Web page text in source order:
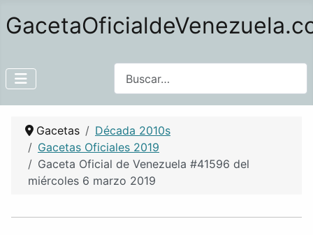
Gacetas
Década 2010s
Gacetas Oficiales 2019
Gaceta Oficial de Venezuela #41596 del
miércoles 6 marzo 2019